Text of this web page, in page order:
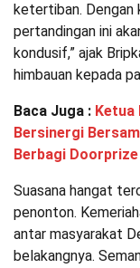
ketertiban. Dengan
pertandingan ini
kondusif,” ajak
himbauan kepada
Baca Juga : Ketua
Bersinergi
Berbagi Doorprize
Suasana hangat
penonton.
antar masyarakat
belakangnya.